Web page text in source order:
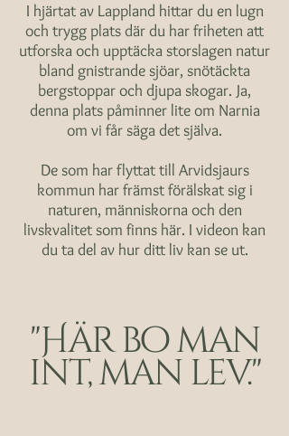
I hjärtat av Lappland hittar du en lugn
och trygg plats där du har friheten att
utforska och upptäcka storslagen natur
bland gnistrande sjöar, snötäckta
bergstoppar och djupa skogar. Ja,
denna plats påminner lite om Narnia
om vi får säga det själva.
De som har flyttat till Arvidsjaurs
kommun har främst förälskat sig i
naturen, människorna och den
livskvalitet som finns här. I videon kan
du ta del av hur ditt liv kan se ut.
"Här bo man
int, man lev."